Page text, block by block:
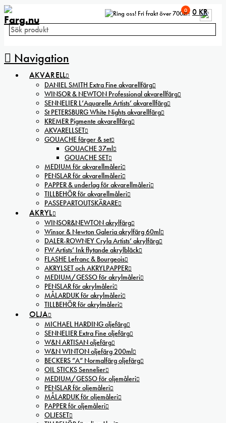
Fri frakt över 700kr!
Navigation
0 0 KR
AKVARELL
DANIEL SMITH Extra Fine akvarellfärg
WINSOR & NEWTON Professional akvarellfärg
SENNELIER L’Aquarelle Artists’ akvarellfärg
St PETERSBURG White Nights akvarellfärg
KREMER Pigmente akvarellfärg
AKVARELLSET
GOUACHE färger & set
GOUACHE 37ml
GOUACHE SET
MEDIUM för akvarellmåleri
PENSLAR för akvarellmåleri
PAPPER & underlag för akvarellmåleri
TILLBEHÖR för akvarellmåleri
PASSEPARTOUTSKÄRARE
AKRYL
WINSOR&NEWTON akrylfärg
Winsor & Newton Galeria akrylfärg 60ml
DALER-ROWNEY Cryla Artists’ akrylfärg
FW Artists’ Ink flytande akrylbläck
FLASHE Lefranc & Bourgeois
AKRYLSET och AKRYLPAPPER
MEDIUM/GESSO för akrylmåleri
PENSLAR för akrylmåleri
MÅLARDUK för akrylmåleri
TILLBEHÖR för akrylmåleri
OLJA
MICHAEL HARDING oljefärg
SENNELIER Extra Fine oljefärg
W&N ARTISAN oljefärg
W&N WINTON oljefärg 200ml
BECKERS ”A” Normalfärg oljefärg
OIL STICKS Sennelier
MEDIUM/GESSO för oljemåleri
PENSLAR för oljemåleri
MÅLARDUK för oljemåleri
PAPPER för oljemåleri
OLJESET